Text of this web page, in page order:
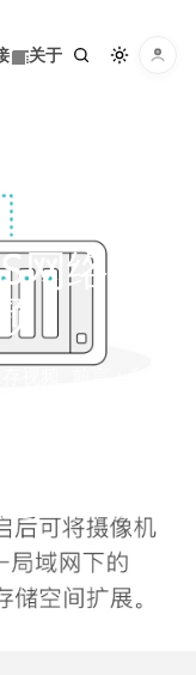
关于
网络存
视频 前言：利
像
NAS,旧电脑）